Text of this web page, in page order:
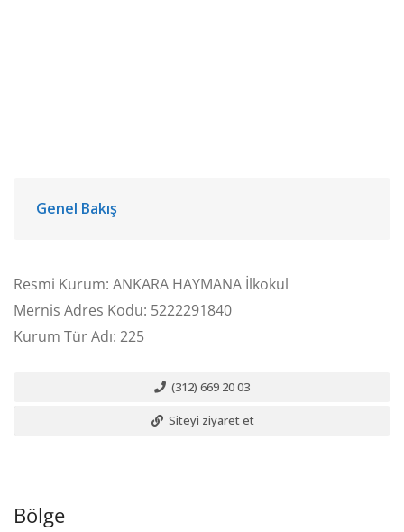
Genel Bakış
Resmi Kurum: ANKARA HAYMANA İlkokul
Mernis Adres Kodu: 5222291840
Kurum Tür Adı: 225
(312) 669 20 03
Siteyi ziyaret et
Bölge